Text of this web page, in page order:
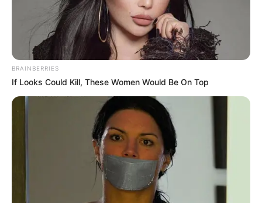
BRAINBERRIES
If Looks Could Kill, These Women Would Be On Top